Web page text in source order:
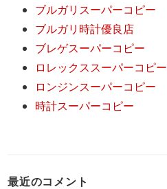
ブルガリスーパーコピー
ブルガリ時計優良店
ブレゲスーパーコピー
ロレックススーパーコピー
ロンジンスーパーコピー
時計スーパーコピー
最近のコメント